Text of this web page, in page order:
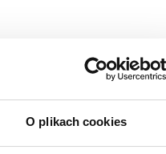
O plikach cookies
A może potrzebujesz
furgonetek lub lawet?